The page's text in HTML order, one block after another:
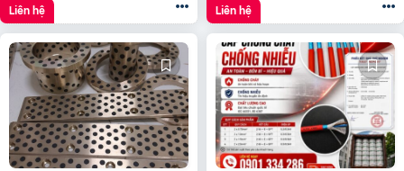
Liên hệ Liên hệ